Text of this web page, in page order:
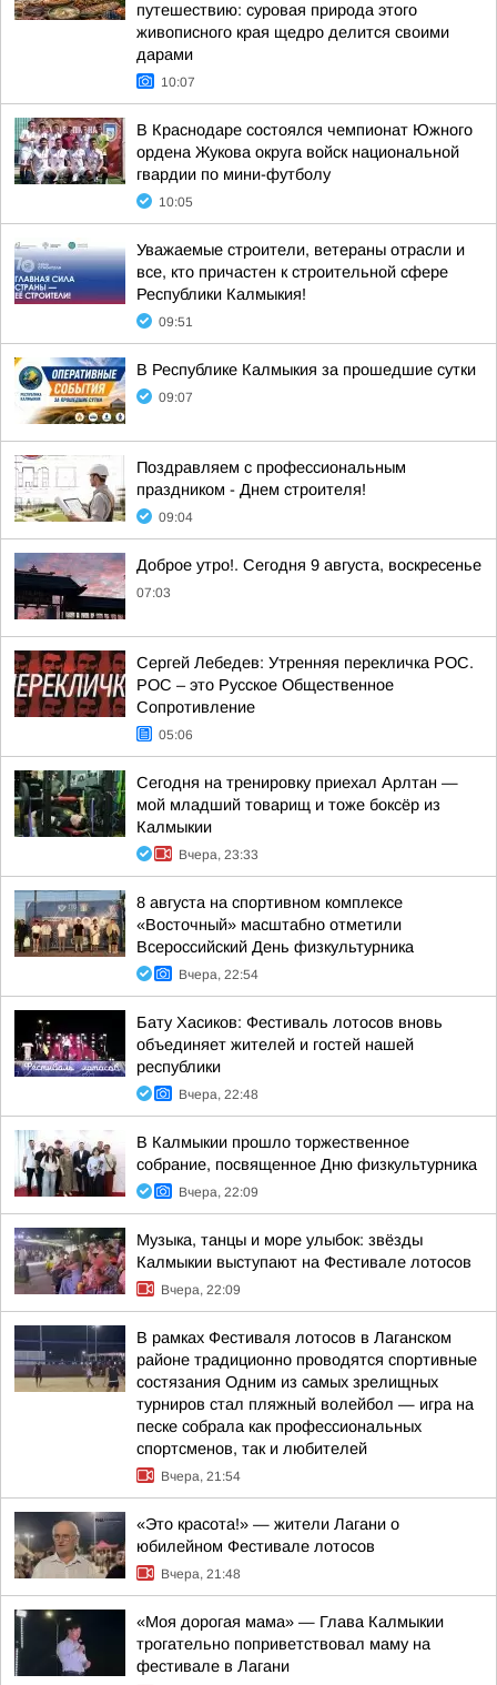
путешествию: суровая природа этого
живописного края щедро делится своими
дарами
10:07
В Краснодаре состоялся чемпионат Южного
ордена Жукова округа войск национальной
гвардии по мини-футболу
10:05
Уважаемые строители, ветераны отрасли и
все, кто причастен к строительной сфере
Республики Калмыкия!
09:51
В Республике Калмыкия за прошедшие сутки
09:07
Поздравляем с профессиональным
праздником - Днем строителя!
09:04
Доброе утро!. Сегодня 9 августа, воскресенье
07:03
Сергей Лебедев: Утренняя перекличка РОС.
РОС – это Русское Общественное
Сопротивление
05:06
Сегодня на тренировку приехал Арлтан —
мой младший товарищ и тоже боксёр из
Калмыкии
Вчера, 23:33
8 августа на спортивном комплексе
«Восточный» масштабно отметили
Всероссийский День физкультурника
Вчера, 22:54
Бату Хасиков: Фестиваль лотосов вновь
объединяет жителей и гостей нашей
республики
Вчера, 22:48
В Калмыкии прошло торжественное
собрание, посвященное Дню физкультурника
Вчера, 22:09
Музыка, танцы и море улыбок: звёзды
Калмыкии выступают на Фестивале лотосов
Вчера, 22:09
В рамках Фестиваля лотосов в Лаганском
районе традиционно проводятся спортивные
состязания Одним из самых зрелищных
турниров стал пляжный волейбол — игра на
песке собрала как профессиональных
спортсменов, так и любителей
Вчера, 21:54
«Это красота!» — жители Лагани о
юбилейном Фестивале лотосов
Вчера, 21:48
«Моя дорогая мама» — Глава Калмыкии
трогательно поприветствовал маму на
фестивале в Лагани